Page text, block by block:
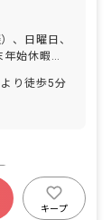
、日曜日、
年始休暇
り、お休み
ることで職
り徒歩5分
ホーム
キープ